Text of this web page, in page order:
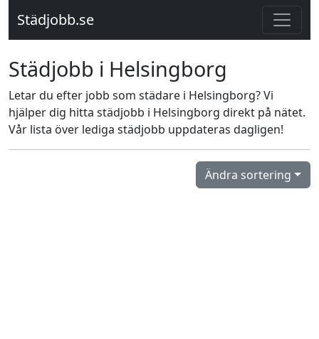
Städjobb.se
Städjobb i Helsingborg
Letar du efter jobb som städare i Helsingborg? Vi
hjälper dig hitta städjobb i Helsingborg direkt på nätet.
Vår lista över lediga städjobb uppdateras dagligen!
Ändra sortering